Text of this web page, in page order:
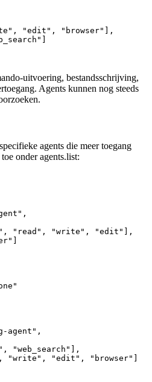
"edit", "browser"],
uitvoering, bestandsschrijving,
Agents kunnen nog steeds
agents die meer toegang
onderagents.list:
"read", "write", "edit"],
agent",
"web_search"],
"write", "edit", "browser"]